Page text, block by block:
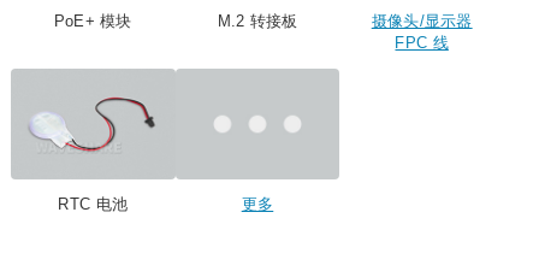
PoE+ 模块 M.2 转接板
摄像头/显示器
FPC 线
RTC 电池 更多